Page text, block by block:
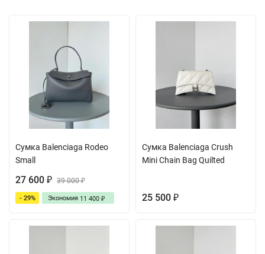
Сумка Balenciaga Rodeo
Small
27 600 ₽ 39 000₽
- 29% Экономия 11 400 ₽
Сумка Balenciaga Crush
Mini Chain Bag Quilted
25 500 ₽